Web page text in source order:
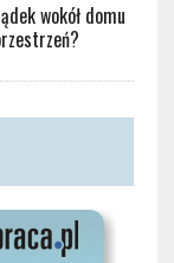
wokół domu